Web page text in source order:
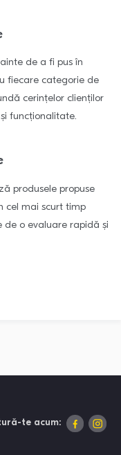
de a fi pus în
fiecare categorie de
cerințelor clienților
funcționalitate.
produsele propuse
cel mai scurt timp
de o evaluare rapidă și
te acum: